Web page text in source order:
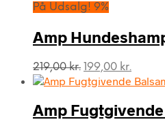
På Udsalg! 9%
Amp
219,00kr. Den
oprindelige
var:
219,00 kr..
199,00 kr.
er:
Amp